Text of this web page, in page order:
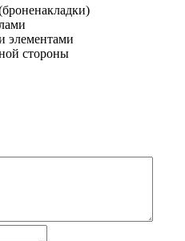
элементами
стороны